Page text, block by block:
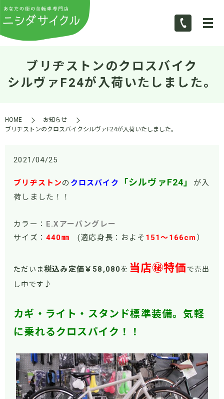
ブリヂストンのクロスバイク
シルヴァF24が入荷いたしました。
HOME
お知らせ
ブリヂストンのクロスバイクシルヴァF24が入荷いたしました。
2021/04/25
ブリヂストンの クロスバイク 「シルヴァF24」
が入
荷しました！！
カラー：
E.Xアーバングレー
サイズ： 440㎜ (適応身長：およそ 151～166cm ）
ただいま税込み定価￥58 ,080を 当店㊙特価 で売出
し中です ♪
カギ・ライト・スタンド標準装備。気軽
に乗れるクロスバイク！！